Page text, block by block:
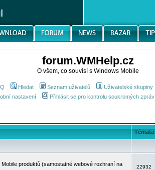
forum.WMHelp.cz
O všem, co souvisí s Windows Mobile
Hledat Seznam uživatelů Uživatelské skupiny
nastavení
Přihlásit se pro kontrolu soukromých zpráv
Témata
produktů (samostatné webové rozhraní na
22932